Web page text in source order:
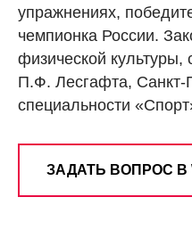
упражнениях,
чемпионка России.
физической культуры,
П.Ф. Лесгафта, Санкт-
специальности
ЗАДАТЬ ВОПРОС В